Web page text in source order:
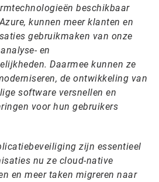
beschikbaar
kunnen meer klanten en
gebruikmaken van onze
en
Daarmee kunnen ze
de ontwikkeling van
software versnellen en
voor hun gebruikers
zijn essentieel
nu ze cloud-native
en meer taken migreren naar